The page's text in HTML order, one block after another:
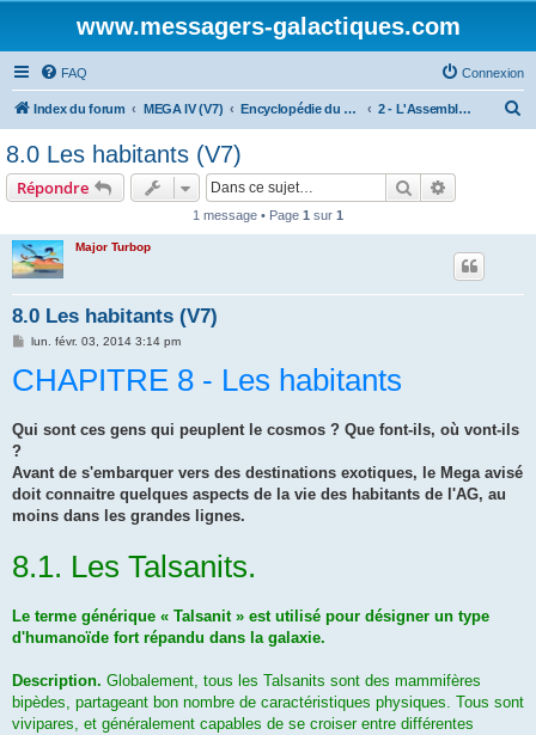
www.messagers-galactiques.com
FAQ Connexion
Index du forum MEGA IV (V7) Encyclopédie du Messager Galactique (V7) 2 - L'Assemblée Galactique
8.0 Les habitants (V7)
Répondre Rechercher
1 message • Page 1 sur 1
Major Turbop
8.0 Les habitants (V7)
M
s
s
e
lun. févr. 03, 2014 3:14 pm
CHAPITRE 8 - Les habitants
Qui sont ces gens qui peuplent le cosmos ? Que font-ils, où vont-ils
?
Avant de s'embarquer vers des destinations exotiques, le Mega avisé
doit connaitre quelques aspects de la vie des habitants de l'AG, au
moins dans les grandes lignes.
8.1. Les Talsanits.
Le terme générique « Talsanit » est utilisé pour désigner un type
d'humanoïde fort répandu dans la galaxie.
Description. Globalement, tous les Talsanits sont des mammifères
bipèdes, partageant bon nombre de caractéristiques physiques. Tous sont
vivipares, et généralement capables de se croiser entre différentes